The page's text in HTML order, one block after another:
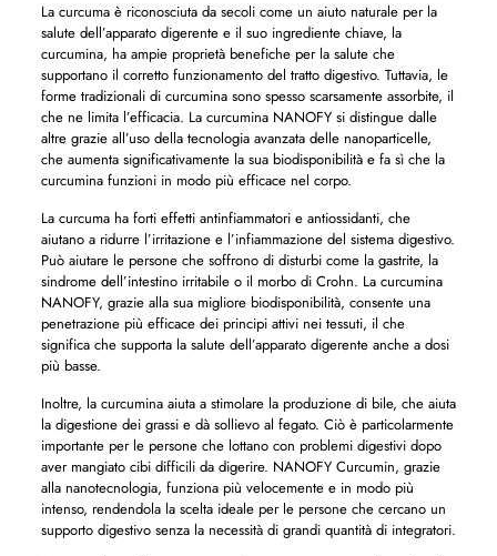
La curcuma è riconosciuta da secoli come un aiuto naturale per la
salute dell’apparato digerente e il suo ingrediente chiave, la
curcumina, ha ampie proprietà benefiche per la salute che
supportano il corretto funzionamento del tratto digestivo. Tuttavia, le
forme tradizionali di curcumina sono spesso scarsamente assorbite, il
che ne limita l’efficacia. La curcumina NANOFY si distingue dalle
altre grazie all’uso della tecnologia avanzata delle nanoparticelle,
che aumenta significativamente la sua biodisponibilità e fa sì che la
curcumina funzioni in modo più efficace nel corpo.
La curcuma ha forti effetti antinfiammatori e antiossidanti, che
aiutano a ridurre l’irritazione e l’infiammazione del sistema digestivo.
Può aiutare le persone che soffrono di disturbi come la gastrite, la
sindrome dell’intestino irritabile o il morbo di Crohn. La curcumina
NANOFY, grazie alla sua migliore biodisponibilità, consente una
penetrazione più efficace dei principi attivi nei tessuti, il che
significa che supporta la salute dell’apparato digerente anche a dosi
più basse.
Inoltre, la curcumina aiuta a stimolare la produzione di bile, che aiuta
la digestione dei grassi e dà sollievo al fegato. Ciò è particolarmente
importante per le persone che lottano con problemi digestivi dopo
aver mangiato cibi difficili da digerire. NANOFY Curcumin, grazie
alla nanotecnologia, funziona più velocemente e in modo più
intenso, rendendola la scelta ideale per le persone che cercano un
supporto digestivo senza la necessità di grandi quantità di integratori.